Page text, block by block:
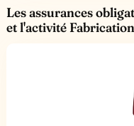
Les assurances
et l'activité